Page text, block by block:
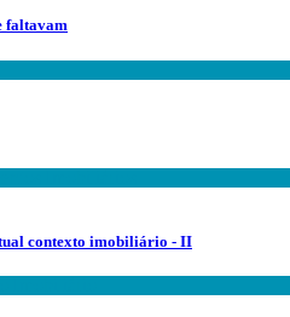
faltavam
contexto imobiliário - II